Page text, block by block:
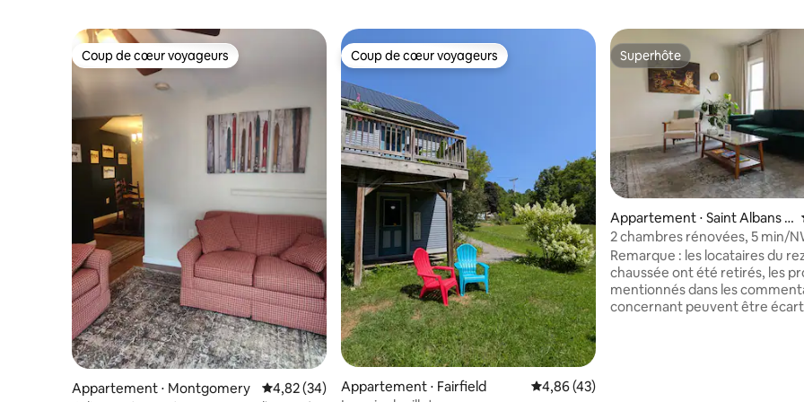
Coup de cœur voyageurs
Coup de cœur voyageurs
Appartement ⋅ Montgomery Évaluation moyenne sur la base de 34 commentaires : 4,82 sur 5
4,82 (34)
Coup de cœur voyageurs
Coup de cœur voyageurs
Appartement ⋅ Fairfield Évaluation moyenne sur la base de 43
4,86 (43)
Superhôte
Superhôte
Appartement ⋅ Saint Albans C
ity
2 chambres rénovées, 5 min/
5 min/centre-ville, parking
Remarque : les locataires du
chaussée ont été retirés, les
mentionnés dans les
concernant peuvent être